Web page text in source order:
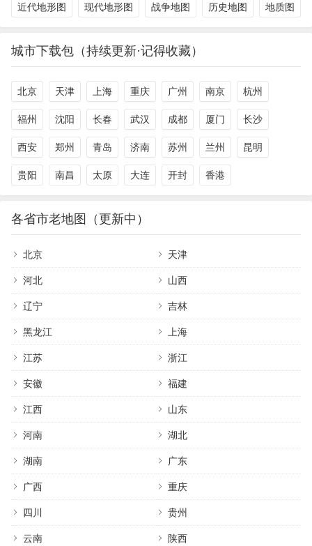
近代地形图 现代地形图 战争地图 历史地图 地质图
城市下载包（持续更新·记得收藏）
北京 天津 上海 重庆 广州 南京 杭州
福州 沈阳 长春 武汉 成都 厦门 长沙
西安 郑州 青岛 济南 苏州 兰州 昆明
贵阳 南昌 太原 大连 开封 香港
各省市老地图（更新中）
北京 天津
河北 山西
辽宁 吉林
黑龙江 上海
江苏 浙江
安徽 福建
江西 山东
河南 湖北
湖南 广东
广西 重庆
四川 贵州
云南 陕西